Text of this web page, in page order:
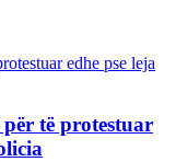
të protestuar